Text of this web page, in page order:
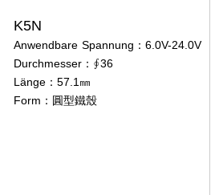
K5N
Anwendbare Spannung：6.0V-24.0V
Durchmesser：∮36
Länge：57.1㎜
Form：圓型鐵殼